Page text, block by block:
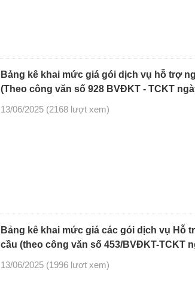
Bảng kê khai mức giá gói dịch vụ hỗ trợ
(Theo công văn số 928 BVĐKT - TCKT
13/06/2025 (2168 lượt xem)
Bảng kê khai mức giá các gói dịch vụ Hỗ
cầu (theo công văn số 453/BVĐKT-TCKT
13/06/2025 (1996 lượt xem)